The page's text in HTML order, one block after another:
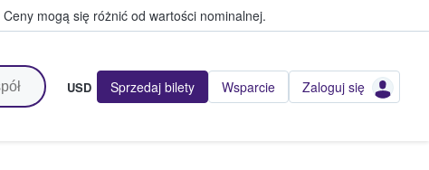
Ceny mogą się różnić od wartości nominalnej.
USD Sprzedaj bilety Wsparcie Zaloguj się